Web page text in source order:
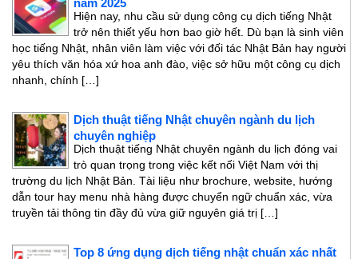
năm 2025
Hiện nay, nhu cầu sử dụng công cụ dịch tiếng Nhật
trở nên thiết yếu hơn bao giờ hết. Dù bạn là sinh viên
học tiếng Nhật, nhân viên làm việc với đối tác Nhật Bản hay người
yêu thích văn hóa xứ hoa anh đào, việc sở hữu một công cụ dịch
nhanh, chính […]
Dịch thuật tiếng Nhật chuyên ngành du lịch
chuyên nghiệp
Dịch thuật tiếng Nhật chuyên ngành du lịch đóng vai
trò quan trọng trong việc kết nối Việt Nam với thị
trường du lịch Nhật Bản. Tài liệu như brochure, website, hướng
dẫn tour hay menu nhà hàng được chuyển ngữ chuẩn xác, vừa
truyền tải thông tin đầy đủ vừa giữ nguyên giá trị […]
Top 8 ứng dụng dịch tiếng nhật chuẩn xác nhất